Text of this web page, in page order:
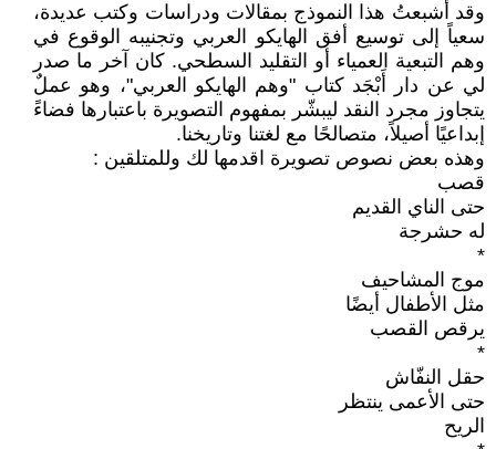
وقد أشبعتُ هذا النموذج بمقالات ودراسات وكتب عديدة،
سعياً إلى توسيع أفق الهايكو العربي وتجنيبه الوقوع في
وهم التبعية العمياء أو التقليد السطحي. كان آخر ما صدر
لي عن دار أَبْجَد كتاب "وهم الهايكو العربي"، وهو عملٌ
يتجاوز مجرد النقد ليبشّر بمفهوم التصويرة باعتبارها فضاءً
إبداعيًا أصيلاً، متصالحًا مع لغتنا وتاريخنا.
وهذه بعض نصوص تصويرة اقدمها لك وللمتلقين :
قصب
حتى الناي القديم
له حشرجة
*
موج المشاحيف
مثل الأطفال أيضًا
يرقص القصب
*
حقل النفّاش
حتى الأعمى ينتظر
الريح